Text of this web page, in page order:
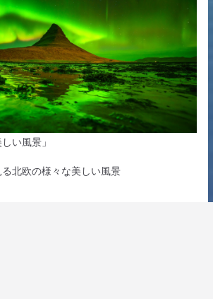
い風景」
北欧の様々な美しい風景